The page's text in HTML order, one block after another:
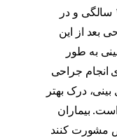
در دختران این سن معمولاً ۱۶ تا ۱۷ سالگی و در
جراحی بعد از این
به طور
انجام جراحی
درک بهتر
بیماران
مشورت کنند